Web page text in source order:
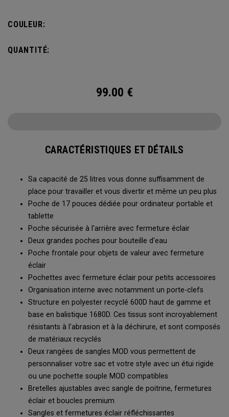
bouteille d’eau et d’une poche avant pour ranger vos
échapper le temps d’un week-end.
COULEUR:
QUANTITÉ:
99.00 €
CARACTÉRISTIQUES ET DÉTAILS
Sa capacité de 25 litres vous donne suffisamment de
place pour travailler et vous divertir et même un peu plus
Poche de 17 pouces dédiée pour ordinateur portable et
tablette
Poche sécurisée à l'arrière avec fermeture éclair
Deux grandes poches pour bouteille d'eau
Poche frontale pour objets de valeur avec fermeture
éclair
Pochettes avec fermeture éclair pour petits accessoires
Organisation interne avec notamment un porte-clefs
Structure en polyester recyclé 600D haut de gamme et
base en balistique 1680D. Ces tissus sont incroyablement
résistants à l'abrasion et à la déchirure, et sont composés
de matériaux recyclés
Deux rangées de sangles MOD vous permettent de
personnaliser votre sac et votre style avec un étui rigide
ou une pochette souple MOD compatibles
Bretelles ajustables avec sangle de poitrine, fermetures
éclair et boucles premium
Sangles et fermetures éclair réfléchissantes